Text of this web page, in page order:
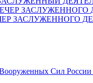
ЗАСЛУЖЕННОГО
Сил России